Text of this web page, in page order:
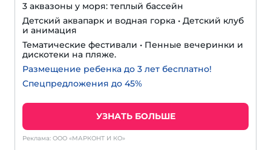
3 аквазоны у моря: теплый бассейн
Детский аквапарк и водная горка • Детский клуб
и анимация
Тематические фестивали • Пенные вечеринки и
дискотеки на пляже.
Размещение ребенка до 3 лет бесплатно!
Спецпредложения до 45%
УЗНАТЬ БОЛЬШЕ
Реклама: ООО «МАРКОНТ И КО»